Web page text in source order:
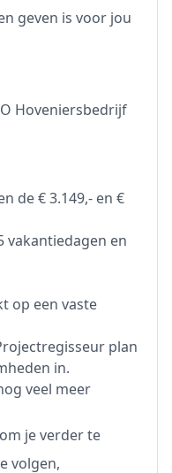
geven is voor jou
Hoveniersbedrijf
de € 3.149,- en €
vakantiedagen en
op een vaste
plan
in.
veel meer
je verder te
volgen,